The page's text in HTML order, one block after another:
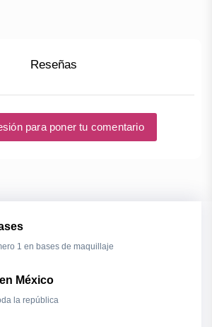
Reseñas
para poner tu comentario
1 en bases de maquillaje
México
la república